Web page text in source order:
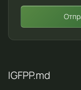
IGFPP.md